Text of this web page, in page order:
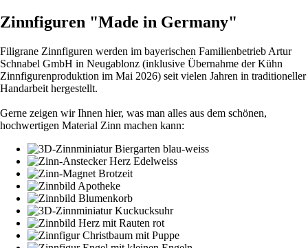
Zinnfiguren "Made in Germany"
Filigrane Zinnfiguren werden im bayerischen Familienbetrieb Artur
Schnabel GmbH in Neugablonz (inklusive Übernahme der Kühn
Zinnfigurenproduktion im Mai 2026) seit vielen Jahren in traditioneller
Handarbeit hergestellt.
Gerne zeigen wir Ihnen hier, was man alles aus dem schönen,
hochwertigen Material Zinn machen kann: